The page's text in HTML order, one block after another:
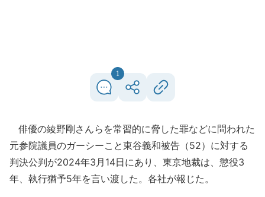
1
俳優の綾野剛さんらを常習的に脅した罪などに問われた
元参院議員のガーシーこと東谷義和被告（52）に対する
判決公判が2024年3月14日にあり、東京地裁は、懲役3
年、執行猶予5年を言い渡した。各社が報じた。